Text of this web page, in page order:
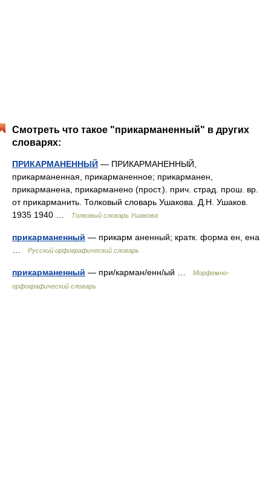
Смотреть что такое "прикарманенный" в других
словарях:
ПРИКАРМАНЕННЫЙ — ПРИКАРМАНЕННЫЙ,
прикарманенная, прикарманенное; прикарманен,
прикарманена, прикарманено (прост.). прич. страд. прош. вр.
от прикарманить. Толковый словарь Ушакова. Д.Н. Ушаков.
1935 1940 …
Толковый словарь Ушакова
прикарманенный — прикарм аненный; кратк. форма ен, ена
Русский орфографический словарь
прикарманенный — при/карман/енн/ый …
Морфемно-
орфографический словарь